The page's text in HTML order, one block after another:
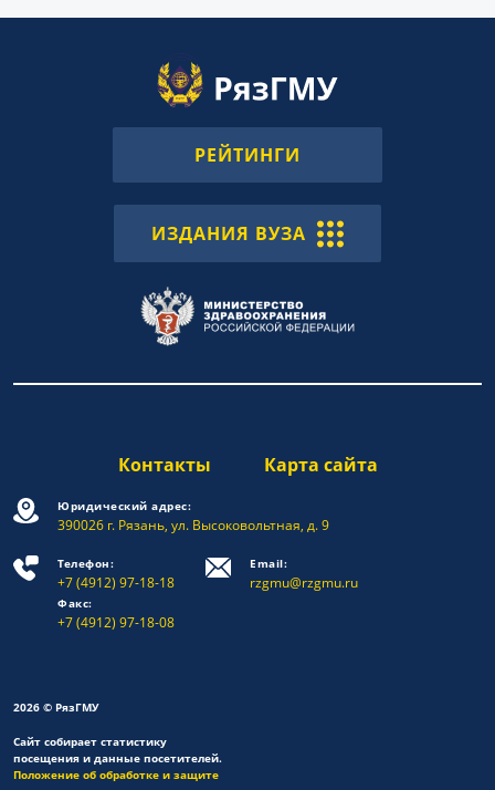
РЕЙТИНГИ
ИЗДАНИЯ ВУЗА
Контакты Карта сайта
Юридический адрес:
390026 г. Рязань, ул. Высоковольтная, д. 9
Телефон:
+7 (4912) 97-18-18
Факс:
+7 (4912) 97-18-08
Email:
rzgmu@rzgmu.ru
2026 © РязГМУ
Сайт собирает статистику
посещения и данные посетителей.
Положение об обработке и защите